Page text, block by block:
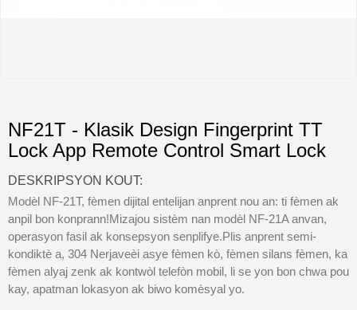
NF21T - Klasik Design Fingerprint TT
Lock App Remote Control Smart Lock
DESKRIPSYON KOUT:
Modèl NF-21T, fèmen dijital entelijan anprent nou an: ti fèmen ak
anpil bon konprann!Mizajou sistèm nan modèl NF-21A anvan,
operasyon fasil ak konsepsyon senplifye.Plis anprent semi-
kondiktè a, 304 Nerjaveèi asye fèmen kò, fèmen silans fèmen, ka
fèmen alyaj zenk ak kontwòl telefòn mobil, li se yon bon chwa pou
kay, apatman lokasyon ak biwo komèsyal yo.